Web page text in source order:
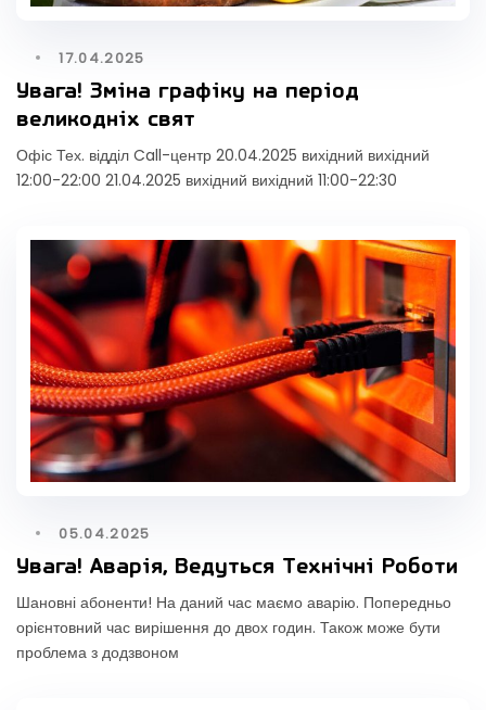
17.04.2025
Увага! Зміна графіку на період
великодніх свят
Офіс Тех. відділ Call-центр 20.04.2025 вихідний вихідний
12:00-22:00 21.04.2025 вихідний вихідний 11:00-22:30
05.04.2025
Увага! Аварія, Ведуться Технічні Роботи
Шановні абоненти! На даний час маємо аварію. Попередньо
орієнтовний час вирішення до двох годин. Також може бути
проблема з додзвоном